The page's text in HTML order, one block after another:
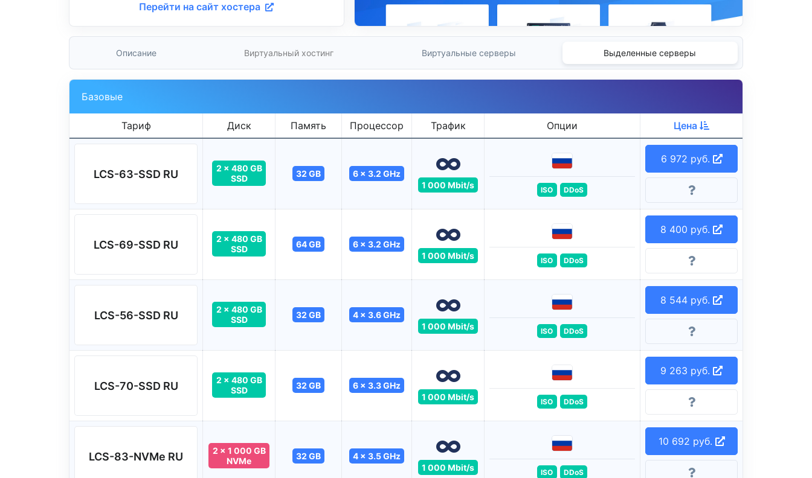
Перейти на сайт хостера
Описание Виртуальный хостинг Виртуальные серверы Выделенные серверы
Базовые
Тариф Диск Память Процессор Трафик Опции Цена
LCS-63-SSD RU
2 x 480 GB
SSD
32 GB
6 x 3.2 GHz
1 000 Mbit/s
ISO DDoS
6 972 руб.
LCS-69-SSD RU
2 x 480 GB
SSD
64 GB
6 x 3.2 GHz
1 000 Mbit/s
ISO DDoS
8 400 руб.
LCS-56-SSD RU
2 x 480 GB
SSD
32 GB
4 x 3.6 GHz
1 000 Mbit/s
ISO DDoS
8 544 руб.
LCS-70-SSD RU
2 x 480 GB
SSD
32 GB
6 x 3.3 GHz
1 000 Mbit/s
ISO DDoS
9 263 руб.
LCS-83-NVMe RU
2 x 1 000 GB
NVMe
32 GB
4 x 3.5 GHz
1 000 Mbit/s
ISO DDoS
10 692 руб.